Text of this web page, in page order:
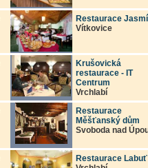
Restaurace
Vítkovice
Krušovická
restaurace - IT
Centrum
Vrchlabí
Restaurace
Měšťanský dům
Svoboda nad
Restaurace Labuť